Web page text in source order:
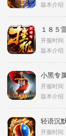
版本介绍
１８
开服时间
版本介绍
小黑专
开服时间
版本介绍
轻语沉
开服时间